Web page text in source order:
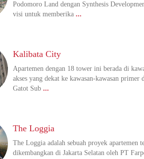
Podomoro Land dengan Synthesis
visi untuk memberika ...
Kalibata City
Apartemen dengan 18 tower ini berada di
akses yang dekat ke kawasan-kawasan primer
Gatot Sub ...
The Loggia
The Loggia adalah sebuah proyek apartemen
dikembangkan di Jakarta Selatan oleh PT